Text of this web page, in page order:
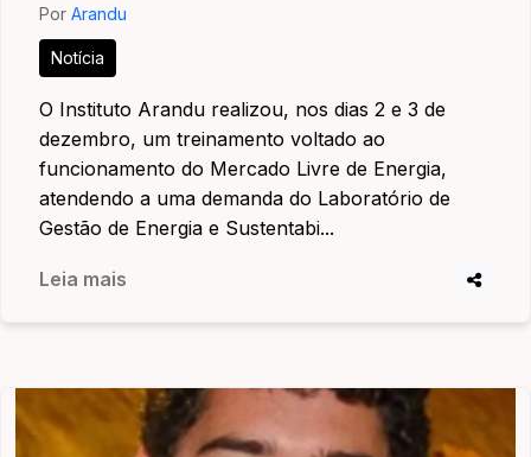
Por Arandu
Notícia
O Instituto Arandu realizou, nos dias 2 e 3 de
dezembro, um treinamento voltado ao
funcionamento do Mercado Livre de Energia,
atendendo a uma demanda do Laboratório de
Gestão de Energia e Sustentabi...
Leia mais